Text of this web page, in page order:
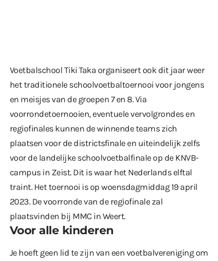
Voetbalschool Tiki Taka organiseert ook dit jaar weer
het traditionele schoolvoetbaltoernooi voor jongens
en meisjes van de groepen 7 en 8. Via
voorrondetoernooien, eventuele vervolgrondes en
regiofinales kunnen de winnende teams zich
plaatsen voor de districtsfinale en uiteindelijk zelfs
voor de landelijke schoolvoetbalfinale op de KNVB-
campus in Zeist. Dit is waar het Nederlands elftal
traint. Het toernooi is op woensdagmiddag 19 april
2023. De voorronde van de regiofinale zal
plaatsvinden bij MMC in Weert.
Voor alle kinderen
Je hoeft geen lid te zijn van een voetbalvereniging om